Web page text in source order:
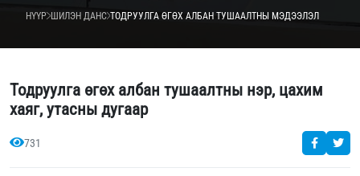
НҮҮР ШИЛЭН ДАНС ТОДРУУЛГА ӨГӨХ АЛБАН ТУШААЛТНЫ МЭДЭЭЛЭЛ
Тодруулга өгөх албан тушаалтны нэр, цахим
хаяг, утасны дугаар
731